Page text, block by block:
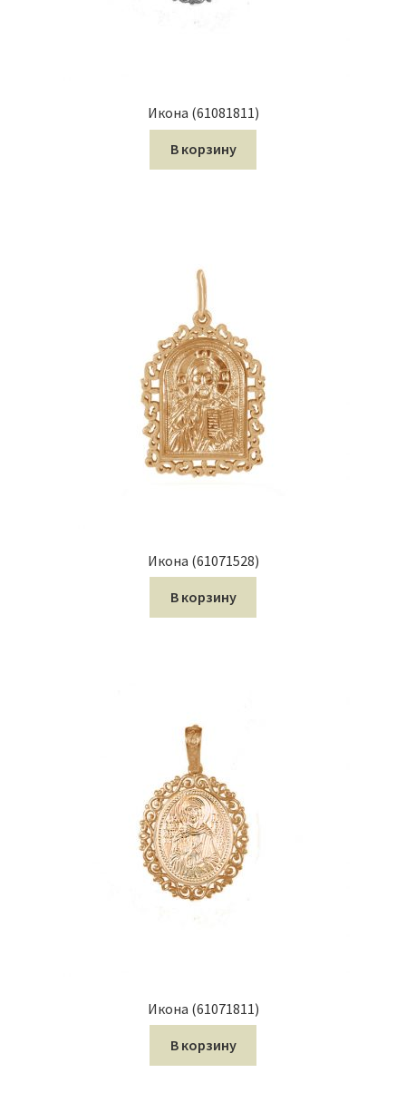
Икона (61081811)
В корзину
Икона (61071528)
В корзину
Икона (61071811)
В корзину